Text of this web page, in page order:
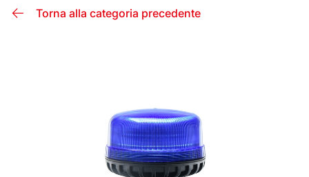
Torna alla categoria precedente